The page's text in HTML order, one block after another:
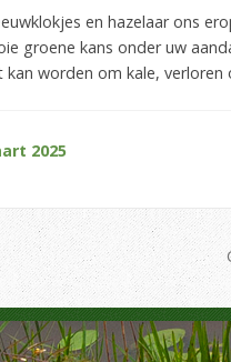
en hazelaar ons
groene kans onder uw
worden om kale,
2025